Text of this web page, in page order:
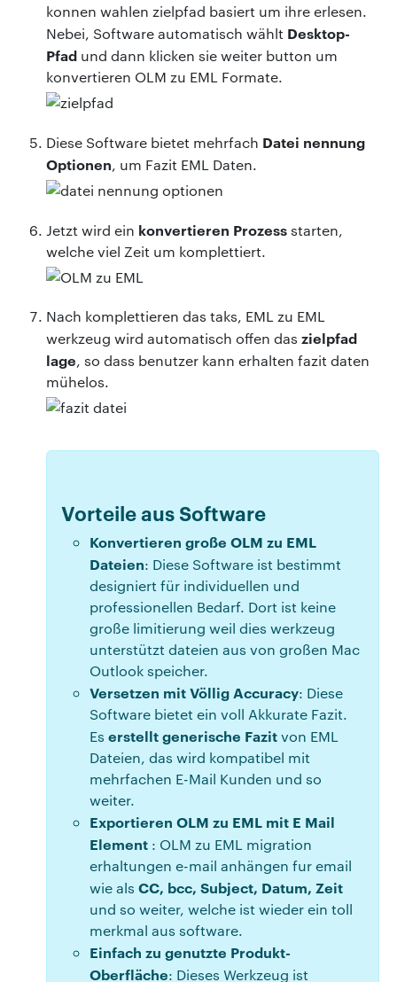
konnen wahlen zielpfad basiert um ihre erlesen.
Nebei, Software automatisch wählt Desktop-
Pfad und dann klicken sie weiter button um
konvertieren OLM zu EML Formate.
Diese Software bietet mehrfach Datei nennung
Optionen, um Fazit EML Daten.
Jetzt wird ein konvertieren Prozessstarten,
welche viel Zeit um komplettiert.
Nach komplettieren das taks, EML zu EML
werkzeug wird automatisch offen das zielpfad
lage, so dass benutzer kann erhalten fazit daten
mühelos.
Vorteile aus Software
Konvertieren große OLM zu EML
Dateien: Diese Software ist bestimmt
designiert für individuellen und
professionellen Bedarf. Dort ist keine
große limitierung weil dies werkzeug
unterstützt dateien aus von großen Mac
Outlook speicher.
Versetzen mit Völlig Accuracy: Diese
Software bietet ein voll Akkurate Fazit.
Es erstellt generische Fazitvon EML
Dateien, das wird kompatibel mit
mehrfachen E-Mail Kunden und so
weiter.
Exportieren OLM zu EML mit E Mail
Element : OLM zu EML migration
erhaltungen e-mail anhängen fur email
wie als CC, bcc, Subject, Datum, Zeit
und so weiter, welche ist wieder ein toll
merkmal aus software.
Einfach zu genutzte Produkt-
Oberfläche: Dieses Werkzeug ist